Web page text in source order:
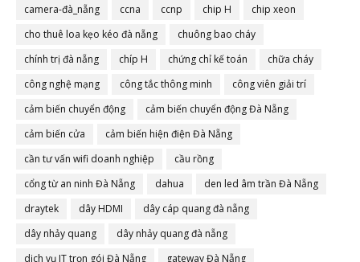
camera-đà_nẵng
ccna ccnp chip H
chip xeon
cho thuê loa kẹo kéo đà nẵng
chuông bao cháy
chính trị đà nẵng
chíp H chứng chỉ kế toán
chữa cháy
công nghệ mạng
công tắc thông minh
công viên giải trí
cảm biến chuyển động
cảm biến chuyển động Đà Nẵng
cảm biến cửa
cảm biến hiện điện Đà Nẵng
cần tư vấn wifi doanh nghiệp
cầu rồng
cổng từ an ninh Đà Nẵng
dahua
den led âm trần Đà Nẵng
draytek
dây HDMI
dây cáp quang đà nẵng
dây nhảy quang
dây nhảy quang đà nẵng
dịch vụ IT trọn gói Đà Nẵng
gateway Đà Nẵng